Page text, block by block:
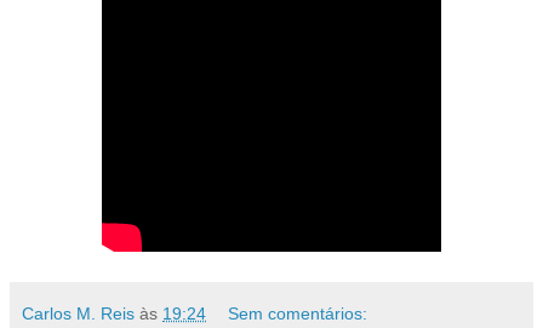
Carlos M. Reis às 19:24 Sem comentários: